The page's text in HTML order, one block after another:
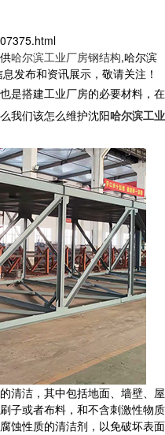
哈尔滨工业厂房钢结构,哈尔滨
发布和资讯展示，敬请关注！
是搭建工业厂房的必要材料，在
我们该怎么维护沈阳哈尔滨工业
清洁，其中包括地面、墙壁、屋
子或者布料，和不含刺激性物质
蚀性质的清洁剂，以免破坏表面